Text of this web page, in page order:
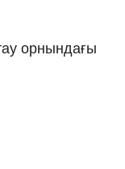
орнындағы